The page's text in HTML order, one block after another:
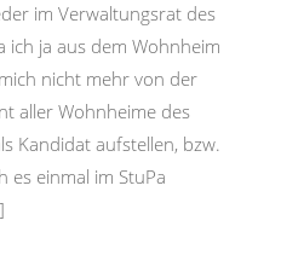
im Verwaltungsrat des
ich ja aus dem Wohnheim
nicht mehr von der
aller Wohnheime des
Kandidat aufstellen, bzw.
es einmal im StuPa